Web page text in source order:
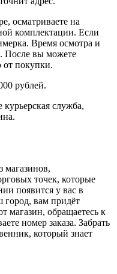
осматриваете на
комплектации. Если
Время осмотра и
После вы можете
от покупки.
рублей.
служба,
магазинов,
точек, которые
появится у вас в
город, вам придёт
магазин, обращаетесь к
номер заказа. Забрать
который знает